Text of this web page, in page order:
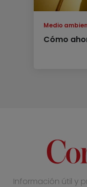
Medio
Cómo
Información útil y